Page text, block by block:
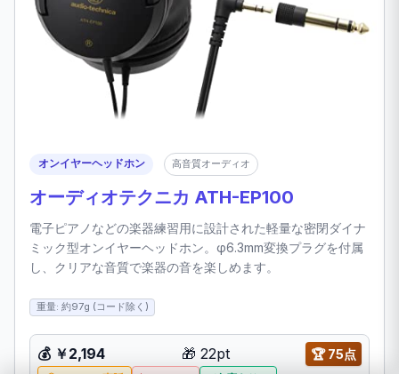
オンイヤーヘッドホン 高音質オーディオ
オーディオテクニカ ATH-EP100
電子ピアノなどの楽器練習用に設計された軽量な密閉ダイナ
ミック型オンイヤーヘッドホン。φ6.3mm変換プラグを付属
し、クリアな音質で楽器の音を楽しめます。
重量: 約97g (コード除く)
💰 ￥2,194 🎁 22pt 🏆 75点